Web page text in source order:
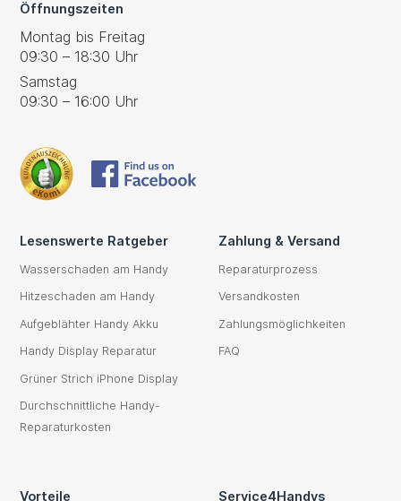
Öffnungszeiten
Montag bis Freitag
09:30 – 18:30 Uhr
Samstag
09:30 – 16:00 Uhr
Lesenswerte Ratgeber
Wasserschaden am Handy
Hitzeschaden am Handy
Aufgeblähter Handy Akku
Handy Display Reparatur
Grüner Strich iPhone Display
Durchschnittliche Handy-
Reparaturkosten
Zahlung & Versand
Reparaturprozess
Versandkosten
Zahlungsmöglichkeiten
FAQ
Vorteile Service4Handys